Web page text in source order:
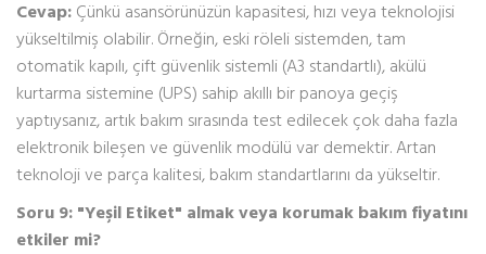
Cevap: Çünkü asansörünüzün kapasitesi, hızı veya teknolojisi
yükseltilmiş olabilir. Örneğin, eski röleli sistemden, tam
otomatik kapılı, çift güvenlik sistemli (A3 standartlı), akülü
kurtarma sistemine (UPS) sahip akıllı bir panoya geçiş
yaptıysanız, artık bakım sırasında test edilecek çok daha fazla
elektronik bileşen ve güvenlik modülü var demektir. Artan
teknoloji ve parça kalitesi, bakım standartlarını da yükseltir.
Soru 9: "Yeşil Etiket" almak veya korumak bakım fiyatını
etkiler mi?